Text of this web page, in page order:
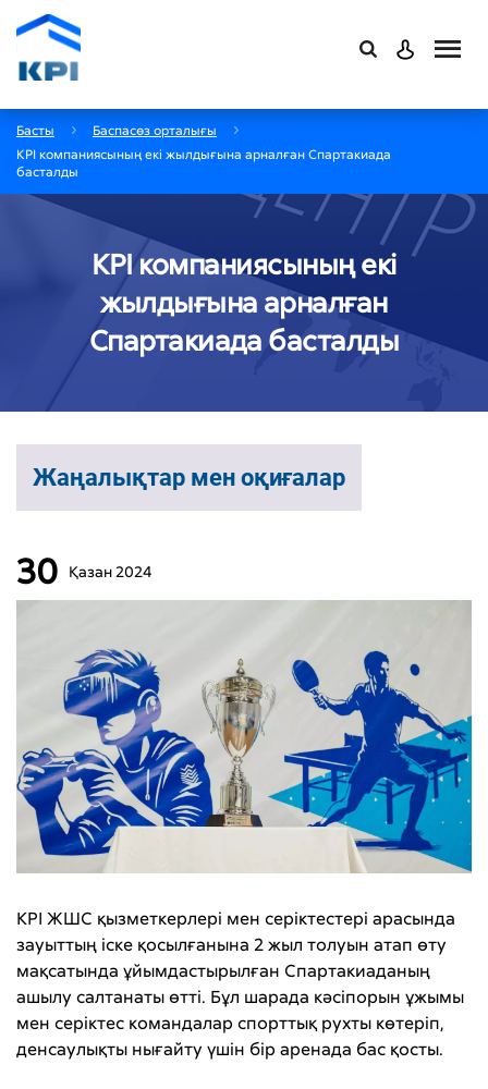
Басты
Баспасөз орталығы
КРІ компаниясының екі жылдығына арналған Спартакиада
басталды
КРІ компаниясының екі
жылдығына арналған
Спартакиада басталды
Жаңалықтар мен оқиғалар
30 Қазан2024
КРІ ЖШС қызметкерлері мен серіктестері арасында
зауыттың іске қосылғанына 2 жыл толуын атап өту
мақсатында ұйымдастырылған Спартакиаданың
ашылу салтанаты өтті. Бұл шарада кәсіпорын ұжымы
мен серіктес командалар спорттық рухты көтеріп,
денсаулықты нығайту үшін бір аренада бас қосты.